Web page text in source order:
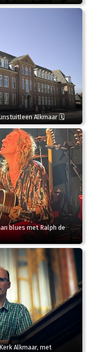
Alkmaar 🗓
blues met Ralph de
Alkmaar, met